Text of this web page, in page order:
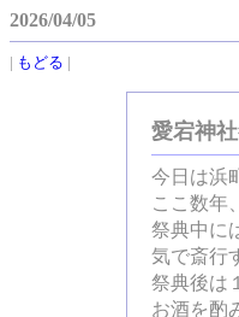
2026/04/05
| もどる |
愛宕神
今日は浜
ここ数年
祭典中に
気で斎行
祭典後は
お酒を酌